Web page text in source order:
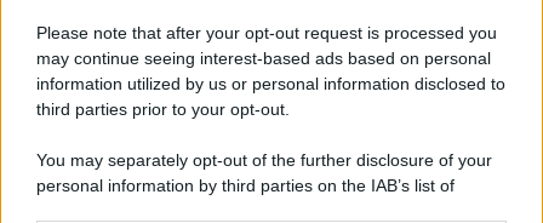
Please note that after your opt-out request is processed you
may continue seeing interest-based ads based on personal
information utilized by us or personal information disclosed to
third parties prior to your opt-out.
You may separately opt-out of the further disclosure of your
personal information by third parties on the IAB’s list of